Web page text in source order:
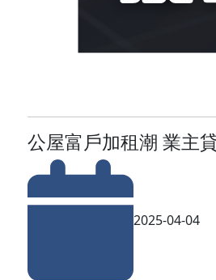
公屋富戶加租潮 業主
2025-04-04